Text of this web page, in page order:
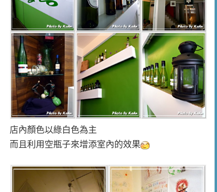
店內顏色以綠白色為主
而且利用空瓶子來增添室內的效果